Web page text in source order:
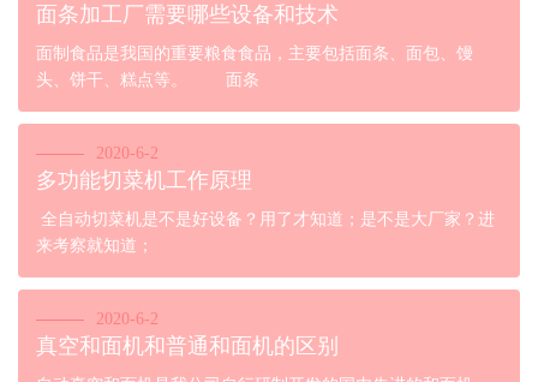
面条加工厂需要哪些设备和技术
面制食品是我国的重要粮食食品，主要包括面条、面包、馒
头、饼干、糕点等。 面条
2020-6-2
多功能切菜机工作原理
全自动切菜机是不是好设备？用了才知道；是不是大厂家？进
来考察就知道；
2020-6-2
真空和面机和普通和面机的区别